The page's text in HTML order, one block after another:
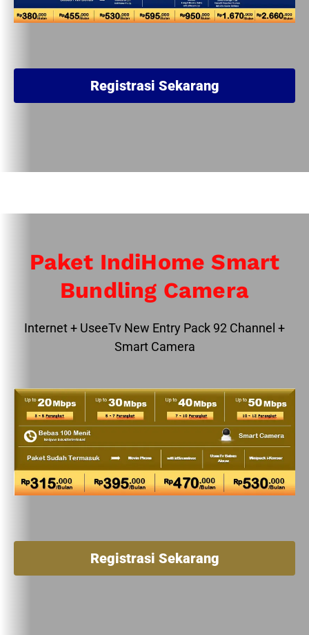
Registrasi Sekarang
Paket IndiHome Smart
Bundling Camera
Internet + UseeTv New Entry Pack 92 Channel +
Smart Camera
Registrasi Sekarang